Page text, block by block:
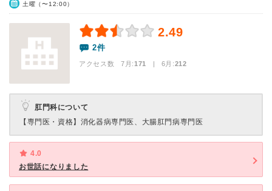
土曜（〜12:00）
2.49
2件
アクセス数 7月:171 | 6月:212
肛門科について
【専門医・資格】 消化器病専門医、大腸肛門病専門医
4.0
お世話になりました